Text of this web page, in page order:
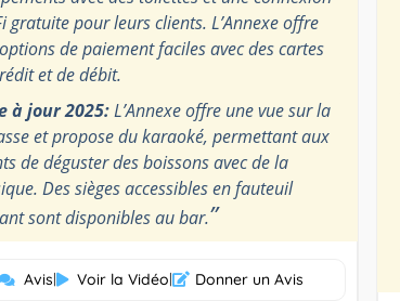
gratuite pour leurs clients. L’Annexe offre
de paiement faciles avec des cartes
et de débit.
à jour 2025:L’Annexe offre une vue sur la
et propose du karaoké, permettant aux
de déguster des boissons avec de la
Des sièges accessibles en fauteuil
sont disponibles au bar.”
Avis| Voir la Vidéo| Donner un Avis